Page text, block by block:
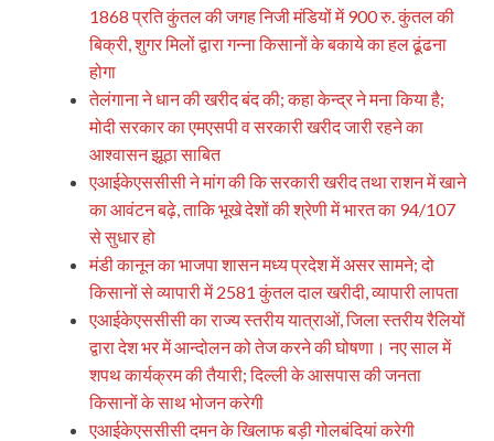
1868 प्रति कुंतल की जगह निजी मंडियों में 900 रु. कुंतल की
बिक्री, शुगर मिलों द्वारा गन्ना किसानों के बकाये का हल ढूंढना
होगा
तेलंगाना ने धान की खरीद बंद की; कहा केन्द्र ने मना किया है;
मोदी सरकार का एमएसपी व सरकारी खरीद जारी रहने का
आश्वासन झूठा साबित
एआईकेएससीसी ने मांग की कि सरकारी खरीद तथा राशन में खाने
का आवंटन बढ़े, ताकि भूखे देशों की श्रेणी में भारत का 94/107
से सुधार हो
मंडी कानून का भाजपा शासन मध्य प्रदेश में असर सामने; दो
किसानों से व्यापारी में 2581 कुंतल दाल खरीदी, व्यापारी लापता
एआईकेएससीसी का राज्य स्तरीय यात्राओं, जिला स्तरीय रैलियों
द्वारा देश भर में आन्दोलन को तेज करने की घोषणा। नए साल में
शपथ कार्यक्रम की तैयारी; दिल्ली के आसपास की जनता
किसानों के साथ भोजन करेगी
एआईकेएससीसी दमन के खिलाफ बड़ी गोलबंदियां करेगी